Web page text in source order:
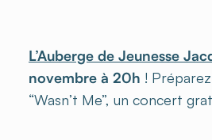
L’Auberge de Jeunesse
novembre à 20h !
“Wasn’t Me”, un concert